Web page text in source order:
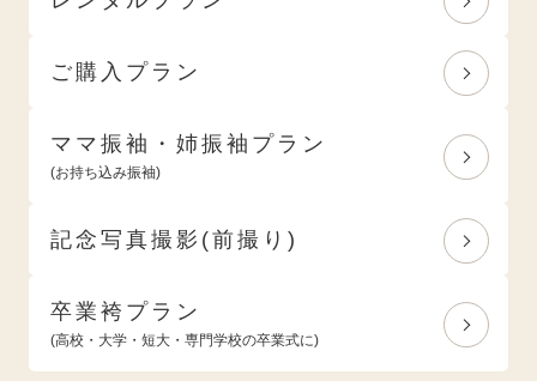
ご購入プラン
ママ振袖・姉振袖プラン
(お持ち込み振袖)
記念写真撮影(前撮り)
卒業袴プラン
(高校・大学・短大・専門学校の卒業式に)